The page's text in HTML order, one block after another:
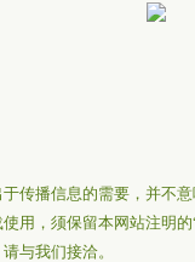
传播信息的需要，并不
用，须保留本网站注明
与我们接洽。